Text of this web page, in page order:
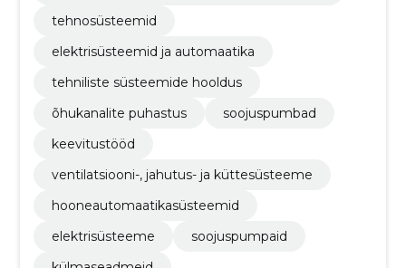
tehnosüsteemid
elektrisüsteemid ja automaatika
tehniliste süsteemide hooldus
õhukanalite puhastus
soojuspumbad
keevitustööd
ventilatsiooni-, jahutus- ja küttesüsteeme
hooneautomaatikasüsteemid
elektrisüsteeme
soojuspumpaid